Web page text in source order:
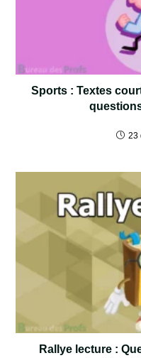
Sports : Textes
23
Rallye lecture :